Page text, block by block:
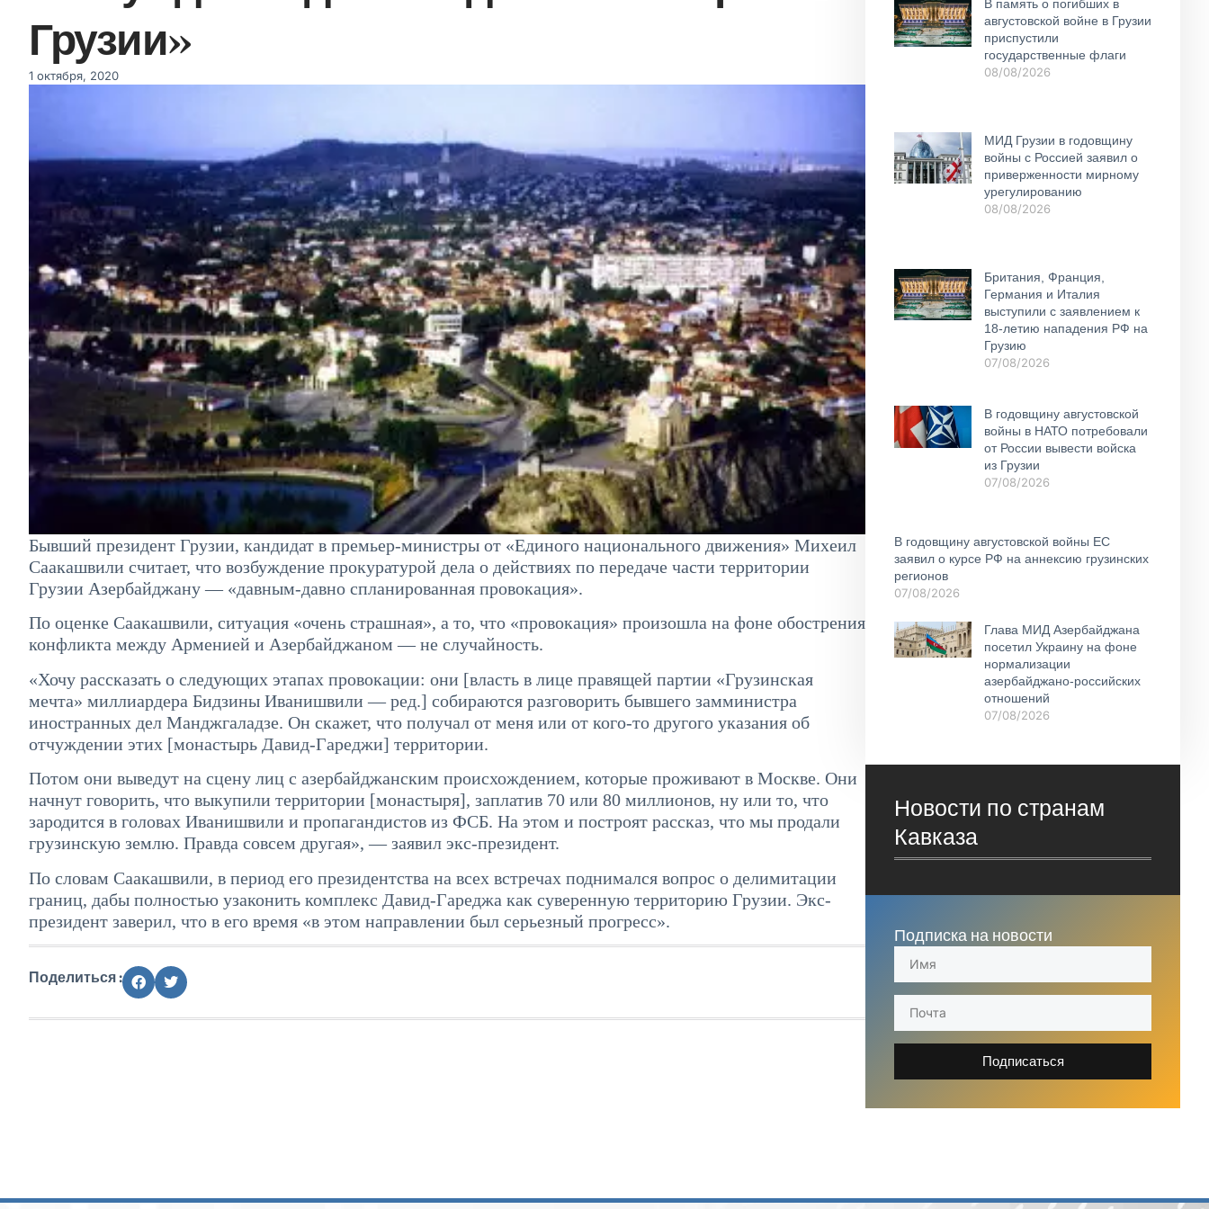
Грузии»
1 октября, 2020
Бывший президент Грузии, кандидат в премьер-министры от «Единого национального движения» Михеил
Саакашвили считает, что возбуждение прокуратурой дела о действиях по передаче части территории
Грузии Азербайджану — «давным-давно спланированная провокация».
По оценке Саакашвили, ситуация «очень страшная», а то, что «провокация» произошла на фоне обострения
конфликта между Арменией и Азербайджаном — не случайность.
«Хочу рассказать о следующих этапах провокации: они [власть в лице правящей партии «Грузинская
мечта» миллиардера Бидзины Иванишвили — ред.] собираются разговорить бывшего замминистра
иностранных дел Манджгаладзе. Он скажет, что получал от меня или от кого-то другого указания об
отчуждении этих [монастырь Давид-Гареджи] территории.
Потом они выведут на сцену лиц с азербайджанским происхождением, которые проживают в Москве. Они
начнут говорить, что выкупили территории [монастыря], заплатив 70 или 80 миллионов, ну или то, что
зародится в головах Иванишвили и пропагандистов из ФСБ. На этом и построят рассказ, что мы продали
грузинскую землю. Правда совсем другая», — заявил экс-президент.
По словам Саакашвили, в период его президентства на всех встречах поднимался вопрос о делимитации
границ, дабы полностью узаконить комплекс Давид-Гареджа как суверенную территорию Грузии. Экс-
президент заверил, что в его время «в этом направлении был серьезный прогресс».
Поделиться :
В память о погибших в
августовской войне в Грузии
приспустили
государственные флаги
08/08/2026
МИД Грузии в годовщину
войны с Россией заявил о
приверженности мирному
урегулированию
08/08/2026
Британия, Франция,
Германия и Италия
выступили с заявлением к
18-летию нападения РФ на
Грузию
07/08/2026
В годовщину августовской
войны в НАТО потребовали
от России вывести войска
из Грузии
07/08/2026
В годовщину августовской войны ЕС
заявил о курсе РФ на аннексию грузинских
регионов
07/08/2026
Глава МИД Азербайджана
посетил Украину на фоне
нормализации
азербайджано-российских
отношений
07/08/2026
Новости по странам
Кавказа
Подписка на новости
Подписаться